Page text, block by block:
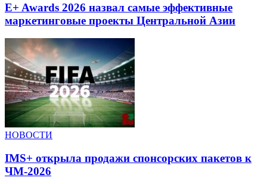
E+ Awards 2026 назвал самые эффективные
маркетинговые проекты Центральной Азии
НОВОСТИ
IMS+ открыла продажи спонсорских пакетов к
ЧМ-2026